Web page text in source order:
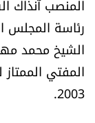
الرياضة
منوّعات
حظّك اليوم
المنصب آنذاك
رئاسة المجلس
الشيخ محمد
المفتي
2003.